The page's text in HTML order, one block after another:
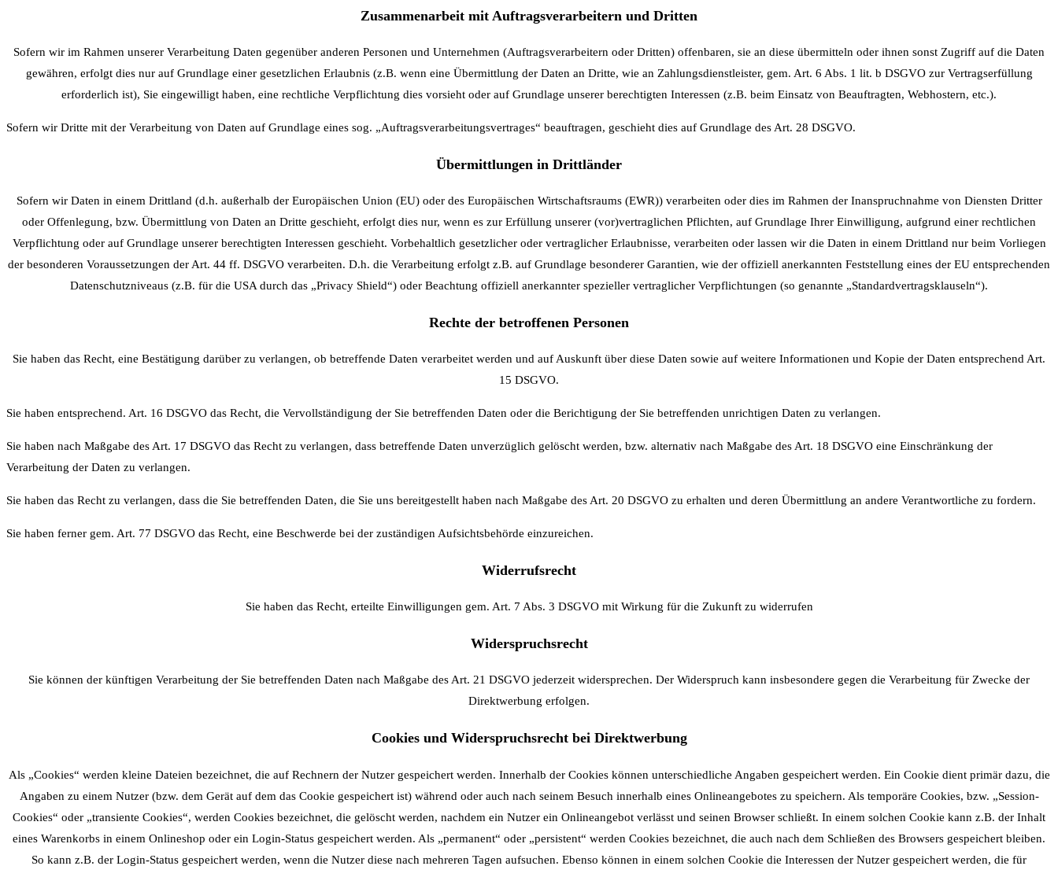
Zusammenarbeit mit Auftragsverarbeitern und Dritten
Sofern wir im Rahmen unserer Verarbeitung Daten gegenüber anderen Personen und Unternehmen (Auftragsverarbeitern oder Dritten) offenbaren, sie an diese übermitteln oder ihnen sonst Zugriff auf die Daten
gewähren, erfolgt dies nur auf Grundlage einer gesetzlichen Erlaubnis (z.B. wenn eine Übermittlung der Daten an Dritte, wie an Zahlungsdienstleister, gem. Art. 6 Abs. 1 lit. b DSGVO zur Vertragserfüllung
erforderlich ist), Sie eingewilligt haben, eine rechtliche Verpflichtung dies vorsieht oder auf Grundlage unserer berechtigten Interessen (z.B. beim Einsatz von Beauftragten, Webhostern, etc.).
Sofern wir Dritte mit der Verarbeitung von Daten auf Grundlage eines sog. „Auftragsverarbeitungsvertrages“ beauftragen, geschieht dies auf Grundlage des Art. 28 DSGVO.
Übermittlungen in Drittländer
Sofern wir Daten in einem Drittland (d.h. außerhalb der Europäischen Union (EU) oder des Europäischen Wirtschaftsraums (EWR)) verarbeiten oder dies im Rahmen der Inanspruchnahme von Diensten Dritter
oder Offenlegung, bzw. Übermittlung von Daten an Dritte geschieht, erfolgt dies nur, wenn es zur Erfüllung unserer (vor)vertraglichen Pflichten, auf Grundlage Ihrer Einwilligung, aufgrund einer rechtlichen
Verpflichtung oder auf Grundlage unserer berechtigten Interessen geschieht. Vorbehaltlich gesetzlicher oder vertraglicher Erlaubnisse, verarbeiten oder lassen wir die Daten in einem Drittland nur beim Vorliegen
der besonderen Voraussetzungen der Art. 44 ff. DSGVO verarbeiten. D.h. die Verarbeitung erfolgt z.B. auf Grundlage besonderer Garantien, wie der offiziell anerkannten Feststellung eines der EU entsprechenden
Datenschutzniveaus (z.B. für die USA durch das „Privacy Shield“) oder Beachtung offiziell anerkannter spezieller vertraglicher Verpflichtungen (so genannte „Standardvertragsklauseln“).
Rechte der betroffenen Personen
Sie haben das Recht, eine Bestätigung darüber zu verlangen, ob betreffende Daten verarbeitet werden und auf Auskunft über diese Daten sowie auf weitere Informationen und Kopie der Daten entsprechend Art.
15 DSGVO.
Sie haben entsprechend. Art. 16 DSGVO das Recht, die Vervollständigung der Sie betreffenden Daten oder die Berichtigung der Sie betreffenden unrichtigen Daten zu verlangen.
Sie haben nach Maßgabe des Art. 17 DSGVO das Recht zu verlangen, dass betreffende Daten unverzüglich gelöscht werden, bzw. alternativ nach Maßgabe des Art. 18 DSGVO eine Einschränkung der
Verarbeitung der Daten zu verlangen.
Sie haben das Recht zu verlangen, dass die Sie betreffenden Daten, die Sie uns bereitgestellt haben nach Maßgabe des Art. 20 DSGVO zu erhalten und deren Übermittlung an andere Verantwortliche zu fordern.
Sie haben ferner gem. Art. 77 DSGVO das Recht, eine Beschwerde bei der zuständigen Aufsichtsbehörde einzureichen.
Widerrufsrecht
Sie haben das Recht, erteilte Einwilligungen gem. Art. 7 Abs. 3 DSGVO mit Wirkung für die Zukunft zu widerrufen
Widerspruchsrecht
Sie können der künftigen Verarbeitung der Sie betreffenden Daten nach Maßgabe des Art. 21 DSGVO jederzeit widersprechen. Der Widerspruch kann insbesondere gegen die Verarbeitung für Zwecke der
Direktwerbung erfolgen.
Cookies und Widerspruchsrecht bei Direktwerbung
Als „Cookies“ werden kleine Dateien bezeichnet, die auf Rechnern der Nutzer gespeichert werden. Innerhalb der Cookies können unterschiedliche Angaben gespeichert werden. Ein Cookie dient primär dazu, die
Angaben zu einem Nutzer (bzw. dem Gerät auf dem das Cookie gespeichert ist) während oder auch nach seinem Besuch innerhalb eines Onlineangebotes zu speichern. Als temporäre Cookies, bzw. „Session-
Cookies“ oder „transiente Cookies“, werden Cookies bezeichnet, die gelöscht werden, nachdem ein Nutzer ein Onlineangebot verlässt und seinen Browser schließt. In einem solchen Cookie kann z.B. der Inhalt
eines Warenkorbs in einem Onlineshop oder ein Login-Status gespeichert werden. Als „permanent“ oder „persistent“ werden Cookies bezeichnet, die auch nach dem Schließen des Browsers gespeichert bleiben.
So kann z.B. der Login-Status gespeichert werden, wenn die Nutzer diese nach mehreren Tagen aufsuchen. Ebenso können in einem solchen Cookie die Interessen der Nutzer gespeichert werden, die für